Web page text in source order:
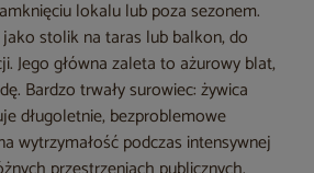
lokalu lub poza sezonem.
stolik na taras lub balkon, do
Jego główna zaleta to ażurowy blat,
Bardzo trwały surowiec: żywica
długoletnie, bezproblemowe
wytrzymałość podczas intensywnej